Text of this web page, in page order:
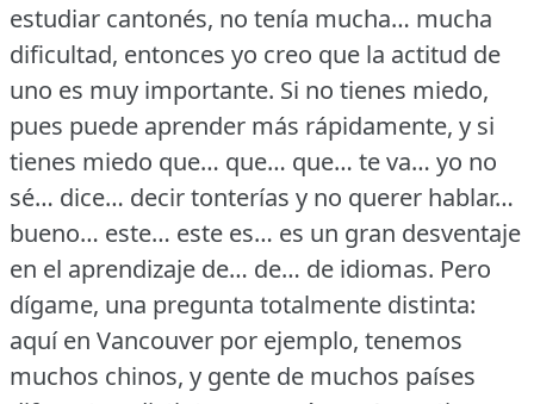
estudiar cantonés, no tenía mucha… mucha
dificultad, entonces yo creo que la actitud de
uno es muy importante. Si no tienes miedo,
pues puede aprender más rápidamente, y si
tienes miedo que… que… que… te va… yo no
sé… dice… decir tonterías y no querer hablar…
bueno… este… este es… es un gran desventaje
en el aprendizaje de… de… de idiomas. Pero
dígame, una pregunta totalmente distinta:
aquí en Vancouver por ejemplo, tenemos
muchos chinos, y gente de muchos países